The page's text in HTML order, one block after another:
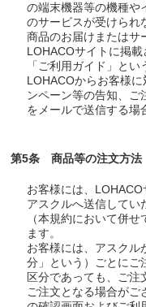
の端末機器等の機種や
のサービスが受けられ
商品のお届けまたはサ
LOHACOサイトに掲
「ご利用ガイド」と
LOHACOからお客様
ンペーン等の告知、ご
をメールで送信する場
第5条 商品等の注文方法
お客様には、LOHACO
アスクルへ送信してい
（本規約において併
ます。
お客様には、アスクル
分」という）ごとにご
区分であっても、ご注
ご注文となる場合がご